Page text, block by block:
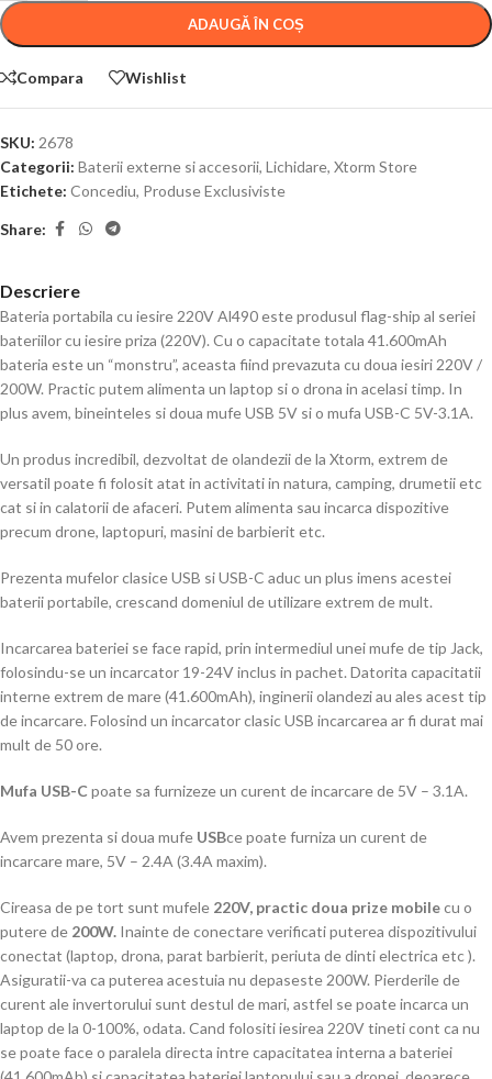
ADAUGĂ ÎN COȘ
Compara Wishlist
SKU: 2678
Categorii: Baterii externe si accesorii, Lichidare, Xtorm Store
Etichete: Concediu, Produse Exclusiviste
Share:
Descriere
Bateria portabila cu iesire 220V Al490 este produsul flag-ship al seriei
bateriilor cu iesire priza (220V). Cu o capacitate totala 41.600mAh
bateria este un “monstru”, aceasta fiind prevazuta cu doua iesiri 220V /
200W. Practic putem alimenta un laptop si o drona in acelasi timp. In
plus avem, bineinteles si doua mufe USB 5V si o mufa USB-C 5V-3.1A.
Un produs incredibil, dezvoltat de olandezii de la Xtorm, extrem de
versatil poate fi folosit atat in activitati in natura, camping, drumetii etc
cat si in calatorii de afaceri. Putem alimenta sau incarca dispozitive
precum drone, laptopuri, masini de barbierit etc.
Prezenta mufelor clasice USB si USB-C aduc un plus imens acestei
baterii portabile, crescand domeniul de utilizare extrem de mult.
Incarcarea bateriei se face rapid, prin intermediul unei mufe de tip Jack,
folosindu-se un incarcator 19-24V inclus in pachet. Datorita capacitatii
interne extrem de mare (41.600mAh), inginerii olandezi au ales acest tip
de incarcare. Folosind un incarcator clasic USB incarcarea ar fi durat mai
mult de 50 ore.
Mufa USB-C poate sa furnizeze un curent de incarcare de 5V – 3.1A.
Avem prezenta si doua mufe USBce poate furniza un curent de
incarcare mare, 5V – 2.4A (3.4A maxim).
Cireasa de pe tort sunt mufele 220V, practic doua prize mobilecu o
putere de 200W. Inainte de conectare verificati puterea dispozitivului
conectat (laptop, drona, parat barbierit, periuta de dinti electrica etc ).
Asiguratii-va ca puterea acestuia nu depaseste 200W. Pierderile de
curent ale invertorului sunt destul de mari, astfel se poate incarca un
laptop de la 0-100%, odata. Cand folositi iesirea 220V tineti cont ca nu
se poate face o paralela directa intre capacitatea interna a bateriei